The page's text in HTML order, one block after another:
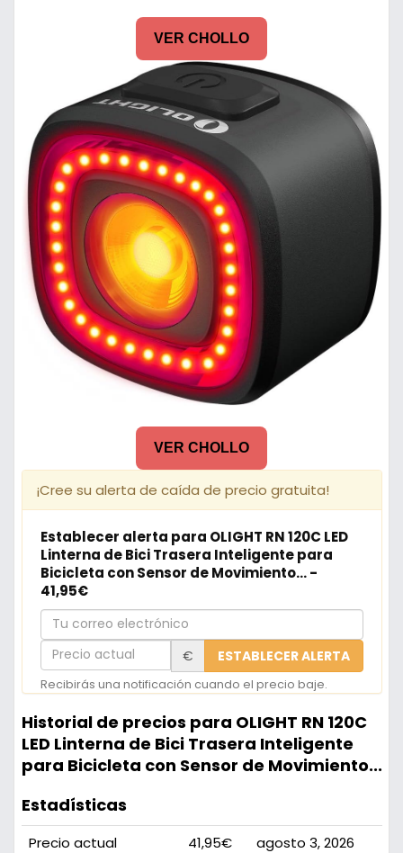
VER CHOLLO
VER CHOLLO
¡Cree su alerta de caída de precio gratuita!
Establecer alerta para OLIGHT RN 120C LED
Linterna de Bici Trasera Inteligente para
Bicicleta con Sensor de Movimiento... -
41,95€
Tu
correo
electrónico
Precio
actual
€ ESTABLECER ALERTA
Recibirás una notificación cuando el precio baje.
Historial de precios para OLIGHT RN 120C
LED Linterna de Bici Trasera Inteligente
para Bicicleta con Sensor de Movimiento...
Estadísticas
Precio actual 41,95€
agosto 3, 2026